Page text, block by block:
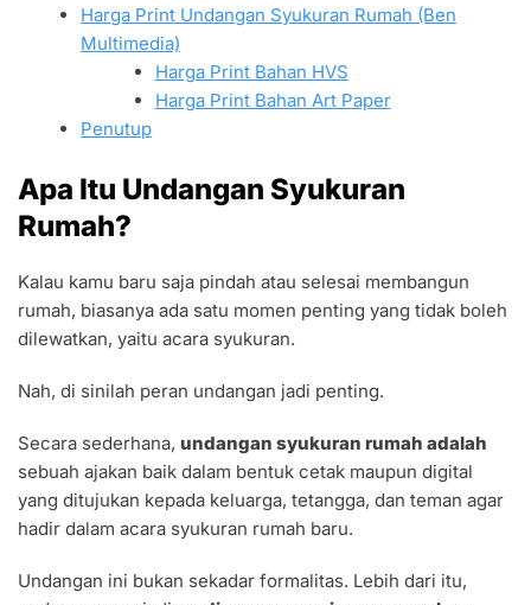
Harga Print Undangan Syukuran Rumah (Ben
Multimedia)
Harga Print Bahan HVS
Harga Print Bahan Art Paper
Penutup
Apa Itu Undangan Syukuran
Rumah?
Kalau kamu baru saja pindah atau selesai membangun
rumah, biasanya ada satu momen penting yang tidak boleh
dilewatkan, yaitu acara syukuran.
Nah, di sinilah peran undangan jadi penting.
Secara sederhana, undangan syukuran rumah adalah
sebuah ajakan baik dalam bentuk cetak maupun digital
yang ditujukan kepada keluarga, tetangga, dan teman agar
hadir dalam acara syukuran rumah baru.
Undangan ini bukan sekadar formalitas. Lebih dari itu,